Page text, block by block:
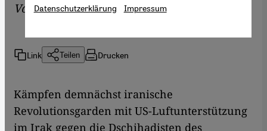
VonKarim El-Gawhary
Link Teilen Drucken
Kämpfen demnächst iranische
Revolutionsgarden mit US-Luftunterstützung
im Irak gegen die Dschihadisten des
Datenschutzerklärung Impressum